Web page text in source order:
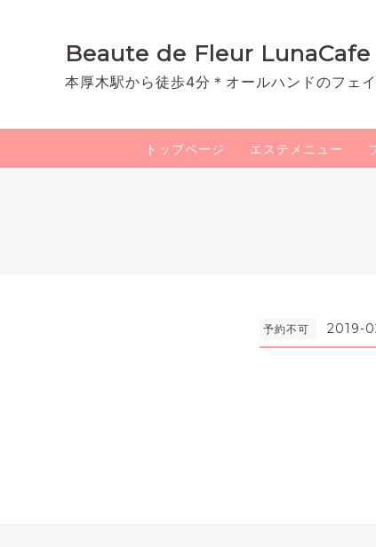
Beaute de Fleur LunaCafe
本厚木駅から徒歩4分＊オールハンドのフェ
トップページ エステメニュー
予約不可 2019-